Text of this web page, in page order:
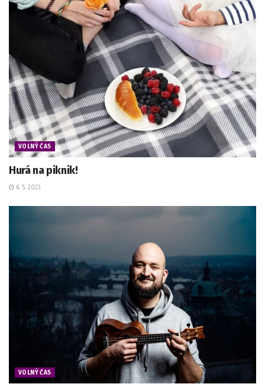
VOLNÝ ČAS
Hurá na piknik!
6. 5. 2023
VOLNÝ ČAS